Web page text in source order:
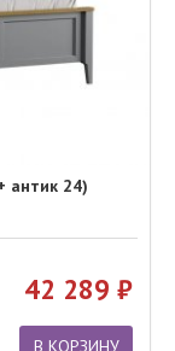
антик 24)
42 289
В КОРЗИНУ